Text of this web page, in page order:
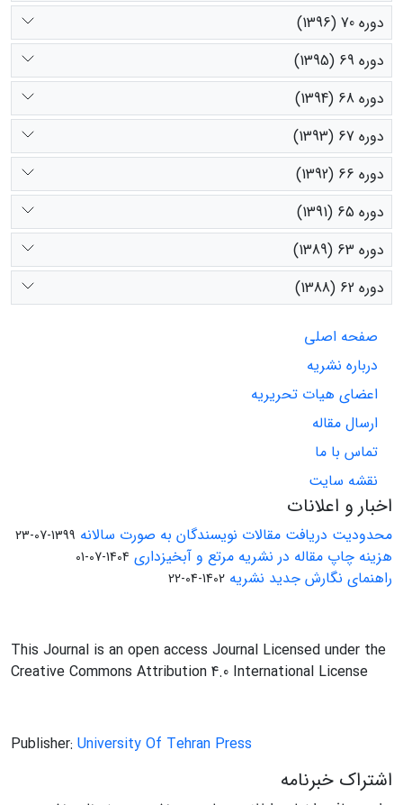
دوره 70 (1396)
دوره 69 (1395)
دوره 68 (1394)
دوره 67 (1393)
دوره 66 (1392)
دوره 65 (1391)
دوره 63 (1389)
دوره 62 (1388)
صفحه اصلی
درباره نشریه
اعضای هیات تحریریه
ارسال مقاله
تماس با ما
نقشه سایت
اخبار و اعلانات
محدودیت دریافت مقالات نویسندگان به صورت سالانه 1399-07-23
هزینه چاپ مقاله در نشریه مرتع و آبخیزداری 1404-07-01
راهنمای نگارش جدید نشریه 1402-04-22
This Journal is an open access Journal Licensed under the
Creative Commons Attribution 4.0 International License
Publisher: University Of Tehran Press
اشتراک خبرنامه